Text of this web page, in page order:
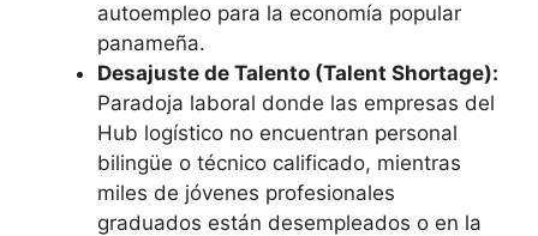
autoempleo para la economía popular
panameña.
Desajuste de Talento (Talent Shortage):
Paradoja laboral donde las empresas del
Hub logístico no encuentran personal
bilingüe o técnico calificado, mientras
miles de jóvenes profesionales
graduados están desempleados o en la